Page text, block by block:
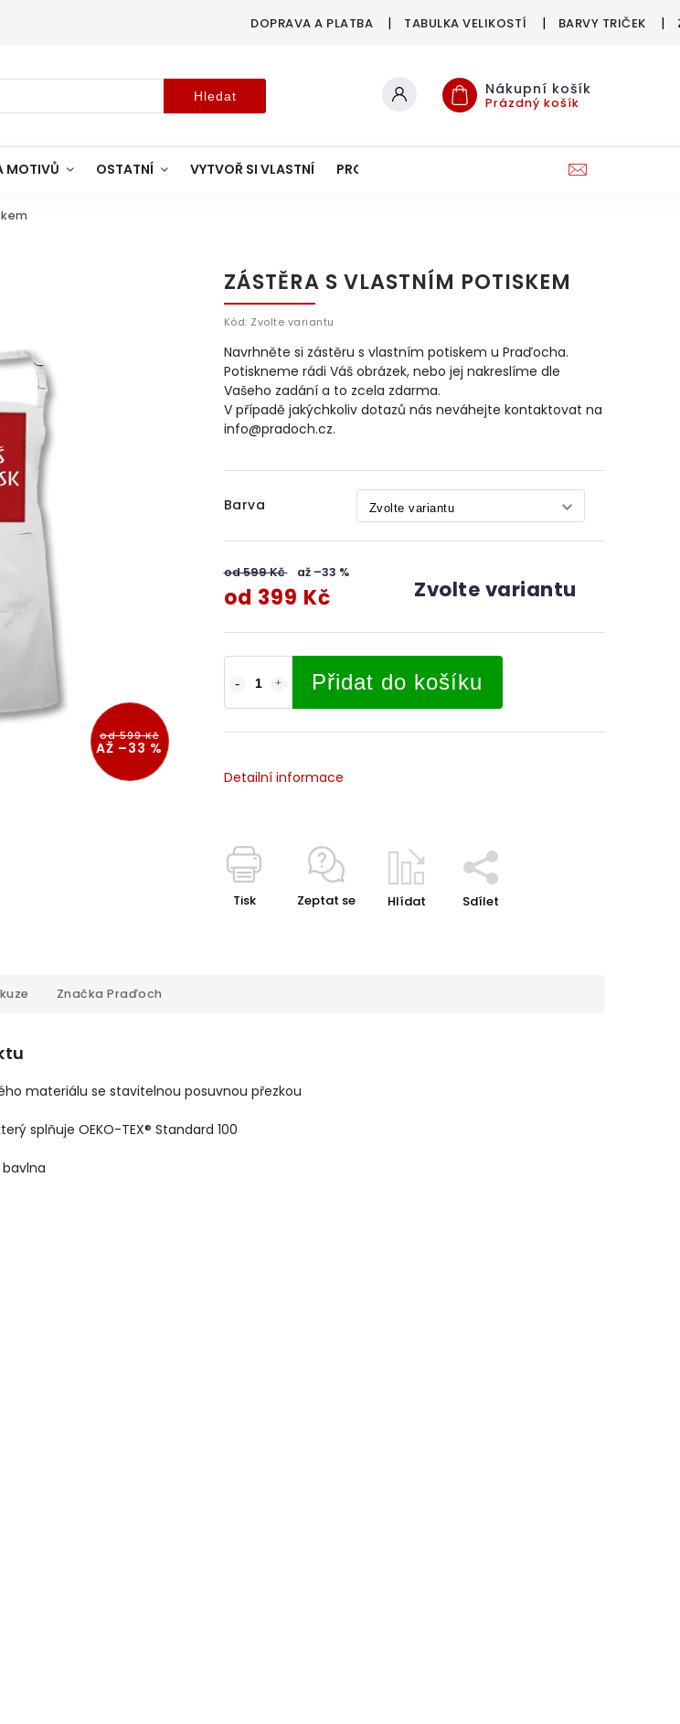
DOPRAVA A PLATBA TABULKA VELIKOSTÍ BARVY TRIČEK
Hledat Nákupní košík
Prázdný košík
MOTIVŮ OSTATNÍ VYTVOŘ SI VLASTNÍ PRO FIRMY & SPOLKY
od 599 Kč
AŽ –33 %
ZÁSTĚRA S VLASTNÍM POTISKEM
Kód: Zvolte variantu
Barva
od 599 Kč až –33 %
od 399 Kč Zvolte variantu
Přidat do košíku
Navrhněte si zástěru s vlastním potiskem u Praďocha.
Potiskneme rádi Váš obrázek, nebo jej nakreslíme dle
Vašeho zadání a to zcela zdarma.
V případě jakýchkoliv dotazů nás neváhejte kontaktovat na
info@pradoch.cz.
Detailní informace
Tisk Zeptat se Hlídat Sdílet
Značka Praďoch
materiálu se stavitelnou posuvnou přezkou
splňuje OEKO-TEX® Standard 100
bavlna